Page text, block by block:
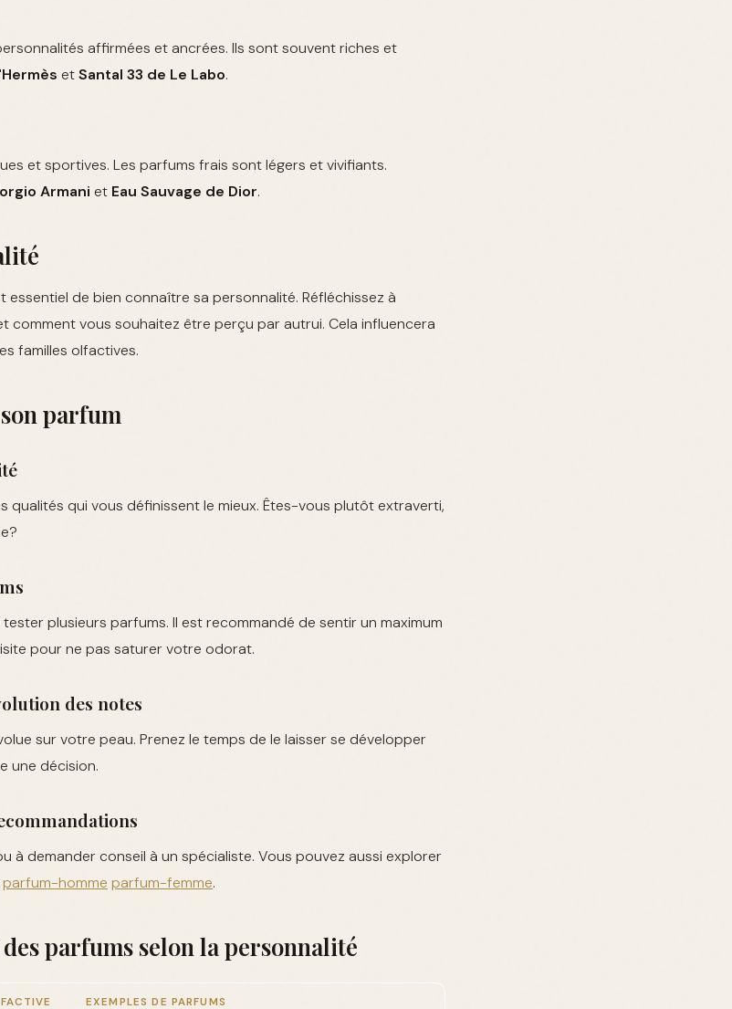
affirmées et ancrées. Ils sont souvent riches et
etSantal 33 de Le Labo.
et sportives. Les parfums frais sont légers et vivifiants.
Armani et Eau Sauvage de Dior.
essentiel de bien connaître sa personnalité. Réfléchissez à
comment vous souhaitez être perçu par autrui. Cela influencera
familles olfactives.
parfum
qualités qui vous définissent le mieux. Êtes-vous plutôt extraverti,
plusieurs parfums. Il est recommandé de sentir un maximum
pour ne pas saturer votre odorat.
des notes
sur votre peau. Prenez le temps de le laisser se développer
une décision.
à demander conseil à un spécialiste. Vous pouvez aussi explorer
parfum-homme parfum-femme.
parfums selon la personnalité
EXEMPLES DE PARFUMS